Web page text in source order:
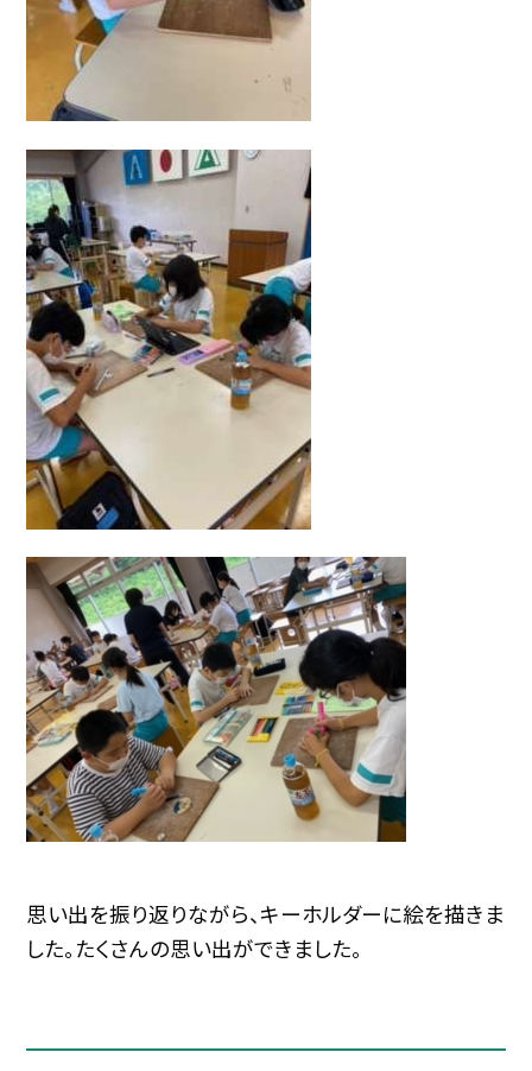
思い出を振り返りながら、キーホルダーに絵を描きま
した。たくさんの思い出ができました。